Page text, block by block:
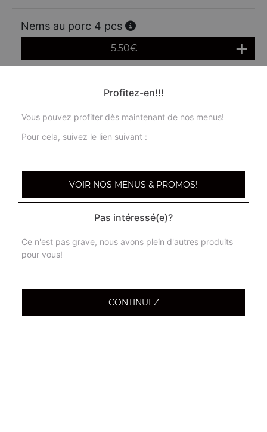
Nems au porc 4 pcs
5.50€
Nems aux crevettes 4 pcs
4.50€
Samoussas au boeuf 4 pcs
5.50€
Profitez-en!!!
Vous pouvez profiter dès maintenant de nos menus!
Pour cela, suivez le lien suivant :
VOIR NOS MENUS & PROMOS!
Pas intéressé(e)?
Ce n'est pas grave, nous avons plein d'autres produits
pour vous!
CONTINUEZ